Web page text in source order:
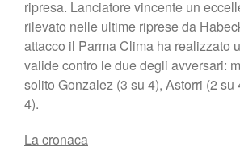
ripresa. Lanciatore vincente un
rilevato nelle ultime riprese da
attacco il Parma Clima ha realizzato
valide contro le due degli avversari:
solito Gonzalez (3 su 4), Astorri (2 su
4).
La cronaca